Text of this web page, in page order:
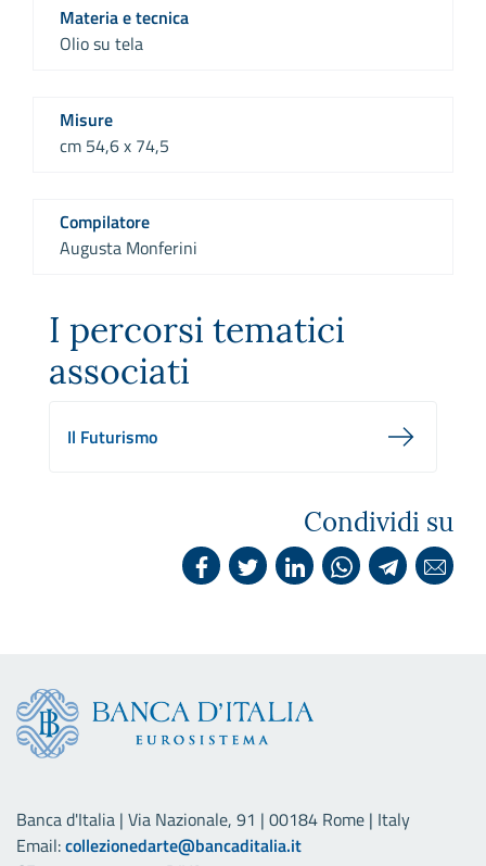
Materia e tecnica
Olio su tela
Misure
cm 54,6 x 74,5
Compilatore
Augusta Monferini
I percorsi tematici
associati
Il Futurismo
Condividi su
Banca d'Italia | Via Nazionale, 91 | 00184 Rome | Italy
Email:collezionedarte@bancaditalia.it